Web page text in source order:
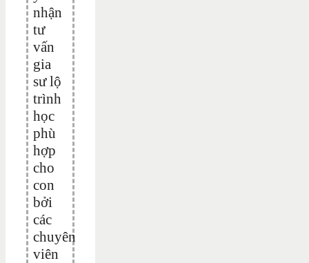
nhận
tư
vấn
gia
sư lộ
trình
học
phù
hợp
cho
con
bởi
các
chuyên
viên